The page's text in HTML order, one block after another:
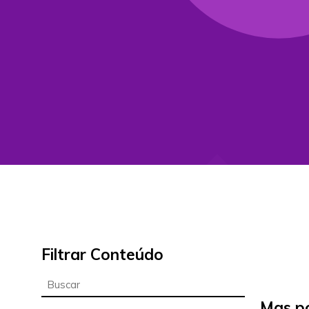
Filtrar Conteúdo